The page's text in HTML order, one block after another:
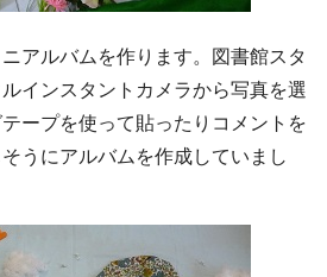
アルバムを作ります。図書館スタ
インスタントカメラから写真を選
ープを使って貼ったりコメントを
うにアルバムを作成していまし